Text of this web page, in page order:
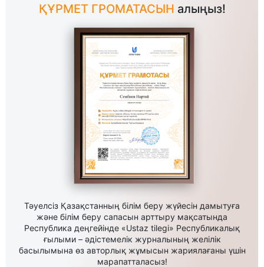
ҚҰРМЕТ ГРОМАТАСЫН алыңыз!
Тәуелсіз Қазақстанның білім беру жүйесін дамытуға
және білім беру сапасын арттыру мақсатында
Республика деңгейінде «Ustaz tilegi» Республикалық
ғылыми – әдістемелік журналының желілік
басылымына өз авторлық жұмысын жариялағаны үшін
марапатталасыз!